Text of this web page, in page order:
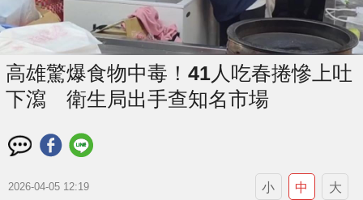
高雄驚爆食物中毒！41人吃春捲慘上吐
下瀉 衛生局出手查知名市場
2026-04-05 12:19 小 中 大